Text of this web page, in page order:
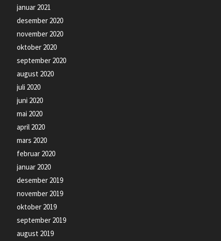
januar 2021
desember 2020
november 2020
oktober 2020
september 2020
august 2020
juli 2020
juni 2020
mai 2020
april 2020
mars 2020
februar 2020
januar 2020
desember 2019
november 2019
oktober 2019
september 2019
august 2019